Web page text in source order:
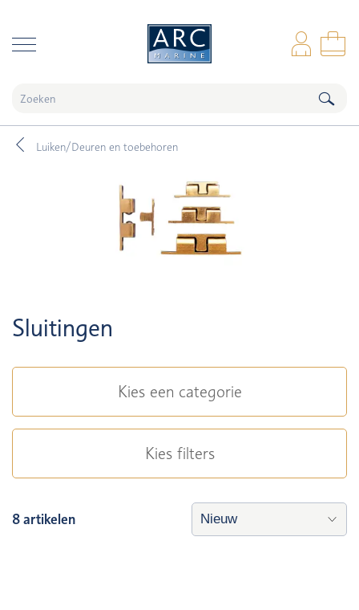
Luiken/Deuren en toebehoren
Sluitingen
Kies een categorie
Kies filters
8 artikelen